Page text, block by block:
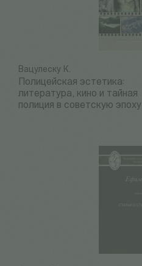
Вацулеску К.
Полицейская эстетика:
литература, кино и тайная
полиция в советскую эпоху